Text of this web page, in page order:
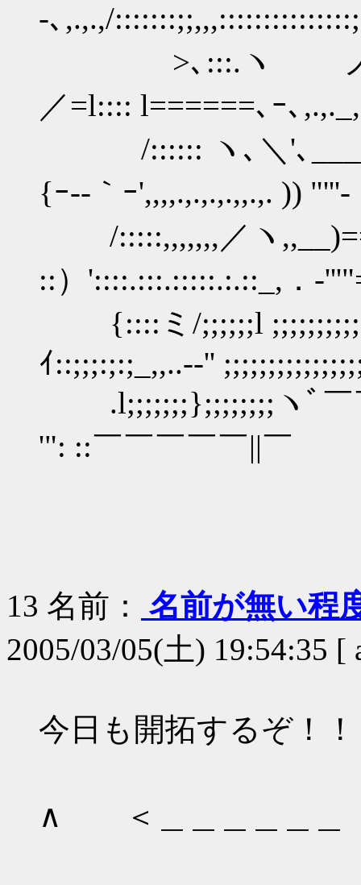
-､,.,.,/
>､:::.ヽ ノヽ､
／=l:::: l======､ｰ､
/:::::: ヽ､＼'､
{ｰ--｀ｰ',,,,.,.,.,.,,.,. ))
/:::::,,,,,,,／ヽ
::）'::::.:::.:::::.:.::_,．-
{::::ミ/;;;;;;l
ｲ::;;;:;:;_,,..-‐''
.l;;;;;;;};;;;;;;;ヽﾞ￣
'": ::￣￣￣￣￣||￣
13 名前：
名前が無い程
2005/03/05(土) 19:54:35 [
今日も開拓するぞ！！
∧ ＜＿＿＿＿＿＿